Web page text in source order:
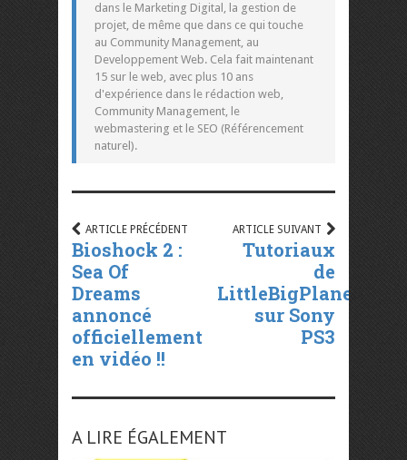
dans le Marketing Digital, la gestion de
projet, de même que dans ce qui touche
au Community Management, au
Developpement Web. Cela fait maintenant
15 sur le web, avec plus 10 ans
d'expérience dans le rédaction web,
Community Management, le
webmastering et le SEO (Référencement
naturel).
ARTICLE PRÉCÉDENT
Bioshock 2 :
Sea Of
Dreams
annoncé
officiellement
en vidéo !!
ARTICLE SUIVANT
Tutoriaux
de
LittleBigPlanet
sur Sony
PS3
A LIRE ÉGALEMENT